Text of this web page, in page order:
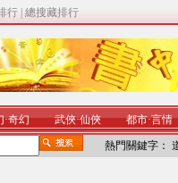
行 總搜藏排行
·奇幻 武俠·仙俠 都市·言情
熱門關鍵字：